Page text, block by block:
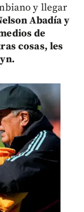
y llegar
Abadía y
de
cosas, les